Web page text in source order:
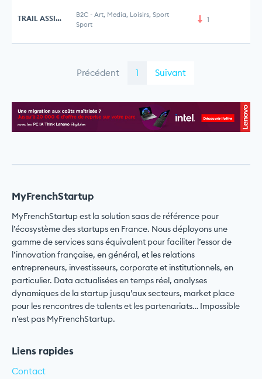
TRAIL ASSISTANCE B2C - Art, Media, Loisirs, Sport
Sport
1
Précédent 1 Suivant
MyFrenchStartup
MyFrenchStartup est la solution saas de référence pour
l’écosystème des startups en France. Nous déployons une
gamme de services sans équivalent pour faciliter l’essor de
l’innovation française, en général, et les relations
entrepreneurs, investisseurs, corporate et institutionnels, en
particulier. Data actualisées en temps réel, analyses
dynamiques de la startup jusqu’aux secteurs, market place
pour les rencontres de talents et les partenariats… Impossible
n’est pas MyFrenchStartup.
Liens rapides
Contact